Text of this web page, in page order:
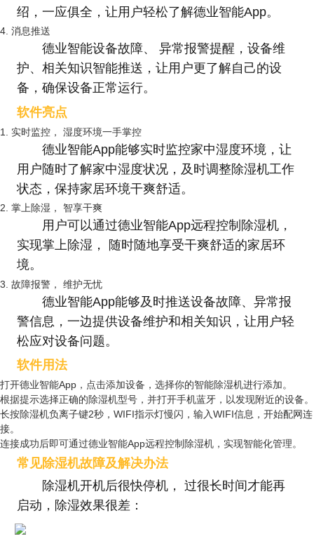
绍，一应俱全，让用户轻松了解德业智能App。
4. 消息推送
德业智能设备故障、 异常报警提醒，设备维
护、相关知识智能推送，让用户更了解自己的设
备，确保设备正常运行。
软件亮点
1. 实时监控， 湿度环境一手掌控
德业智能App能够实时监控家中湿度环境，让
用户随时了解家中湿度状况，及时调整除湿机工作
状态，保持家居环境干爽舒适。
2. 掌上除湿， 智享干爽
用户可以通过德业智能App远程控制除湿机，
实现掌上除湿， 随时随地享受干爽舒适的家居环
境。
3. 故障报警， 维护无忧
德业智能App能够及时推送设备故障、异常报
警信息，一边提供设备维护和相关知识，让用户轻
松应对设备问题。
软件用法
打开德业智能App，点击添加设备，选择你的智能除湿机进行添加。
根据提示选择正确的除湿机型号，并打开手机蓝牙，以发现附近的设备。
长按除湿机负离子键2秒，WIFI指示灯慢闪，输入WIFI信息，开始配网连
接。
连接成功后即可通过德业智能App远程控制除湿机，实现智能化管理。
常见除湿机故障及解决办法
除湿机开机后很快停机， 过很长时间才能再
启动，除湿效果很差：